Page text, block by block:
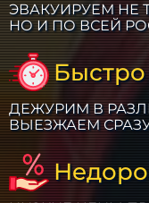
ЭВАКУИРУЕМ НЕ
НО И ПО ВСЕЙ
Быстро
ДЕЖУРИМ В
ВЫЕЗЖАЕМ